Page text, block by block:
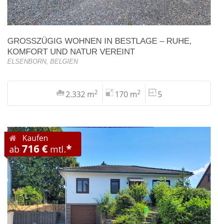
GROSSZÜGIG WOHNEN IN BESTLAGE – RUHE, K
OMFORT UND NATUR VEREINT
ELSENBORN, BELGIEN
2.332 m2 170 m2 5
Kaufen
ab 716 € mtl.*